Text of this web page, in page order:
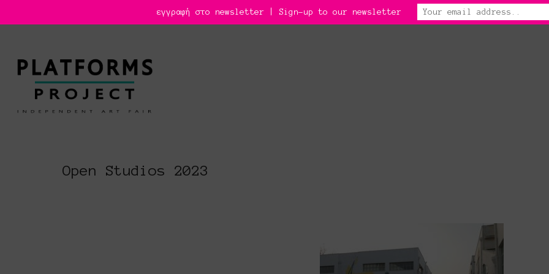
Open Studios 2023
εγγραφή στο newsletter | Sign-up to our newsletter